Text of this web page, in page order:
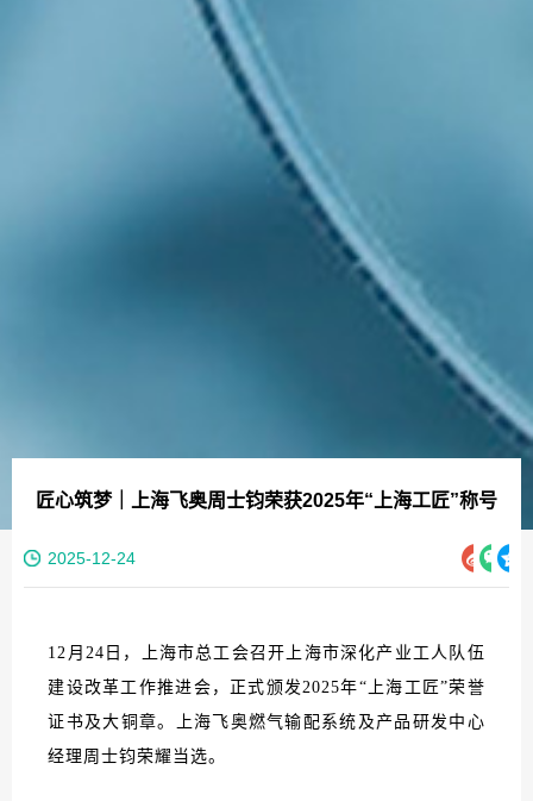
匠心筑梦｜上海飞奥周士钧荣获2025年“上海工匠”称号
2025-12-24
12月24日，上海市总工会召开上海市深化产业工人队伍
建设改革工作推进会，正式颁发2025年“上海工匠”荣誉
证书及大铜章。上海飞奥燃气输配系统及产品研发中心
经理周士钧荣耀当选。